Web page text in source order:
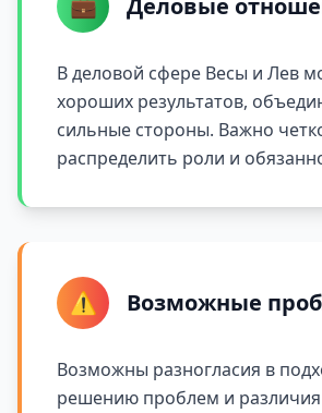
💼 Деловые
В деловой сфере Весы и Лев
хороших результатов,
сильные стороны. Важно
распределить роли и
⚠️ Возможные
Возможны разногласия в
решению проблем и